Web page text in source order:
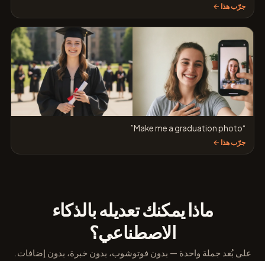
جرّب هذا ←
“Make me a graduation photo”
جرّب هذا ←
ماذا يمكنك تعديله بالذكاء
الاصطناعي؟
على بُعد جملة واحدة — بدون فوتوشوب، بدون خبرة، بدون إضافات.